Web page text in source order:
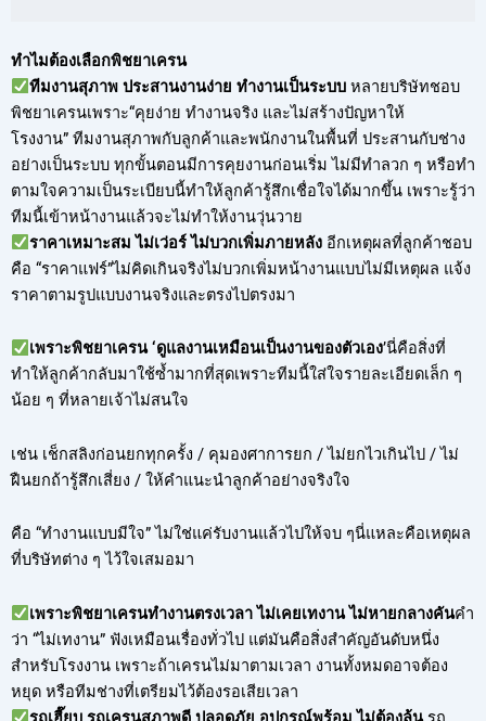
ทำไมต้องเลือกพิชยาเครน
ทีมงานสุภาพ ประสานงานง่าย ทำงานเป็นระบบ หลายบริษัทชอบ
พิชยาเครนเพราะ“คุยง่าย ทำงานจริง และไม่สร้างปัญหาให้
โรงงาน” ทีมงานสุภาพกับลูกค้าและพนักงานในพื้นที่ ประสานกับช่าง
อย่างเป็นระบบ ทุกขั้นตอนมีการคุยงานก่อนเริ่ม ไม่มีทำลวก ๆ หรือทำ
ตามใจความเป็นระเบียบนี้ทำให้ลูกค้ารู้สึกเชื่อใจได้มากขึ้น เพราะรู้ว่า
ทีมนี้เข้าหน้างานแล้วจะไม่ทำให้งานวุ่นวาย
ราคาเหมาะสม ไม่เว่อร์ ไม่บวกเพิ่มภายหลังอีกเหตุผลที่ลูกค้าชอบ
คือ “ราคาแฟร์”ไม่คิดเกินจริงไม่บวกเพิ่มหน้างานแบบไม่มีเหตุผล แจ้ง
ราคาตามรูปแบบงานจริงและตรงไปตรงมา
เพราะพิชยาเครน ‘ดูแลงานเหมือนเป็นงานของตัวเอง’นี่คือสิ่งที่
ทำให้ลูกค้ากลับมาใช้ซ้ำมากที่สุดเพราะทีมนี้ใส่ใจรายละเอียดเล็ก ๆ
น้อย ๆ ที่หลายเจ้าไม่สนใจ
เช่น เช็กสลิงก่อนยกทุกครั้ง / คุมองศาการยก / ไม่ยกไวเกินไป / ไม่
ฝืนยกถ้ารู้สึกเสี่ยง / ให้คำแนะนำลูกค้าอย่างจริงใจ
คือ “ทำงานแบบมีใจ” ไม่ใช่แค่รับงานแล้วไปให้จบ ๆนี่แหละคือเหตุผล
ที่บริษัทต่าง ๆ ไว้ใจเสมอมา
เพราะพิชยาเครนทำงานตรงเวลา ไม่เคยเทงาน ไม่หายกลางคันคำ
ว่า “ไม่เทงาน” ฟังเหมือนเรื่องทั่วไป แต่มันคือสิ่งสำคัญอันดับหนึ่ง
สำหรับโรงงาน เพราะถ้าเครนไม่มาตามเวลา งานทั้งหมดอาจต้อง
หยุด หรือทีมช่างที่เตรียมไว้ต้องรอเสียเวลา